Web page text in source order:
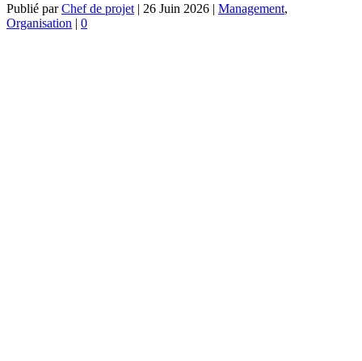
Publié parChef de projet | 26 Juin 2026 | Management,
Organisation | 0